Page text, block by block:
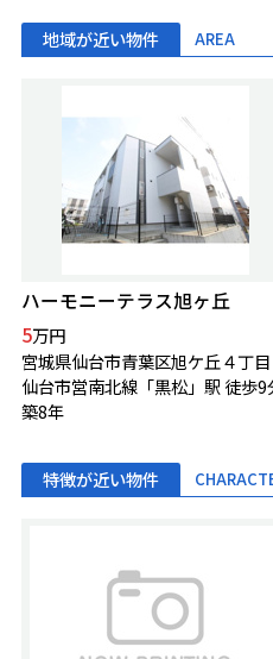
地域が近い物件 AREA
ハーモニーテラス旭ヶ丘
5万円
宮城県仙台市青葉区旭ケ丘４丁目
仙台市営南北線「黒松」駅 徒歩9
築8年
特徴が近い物件